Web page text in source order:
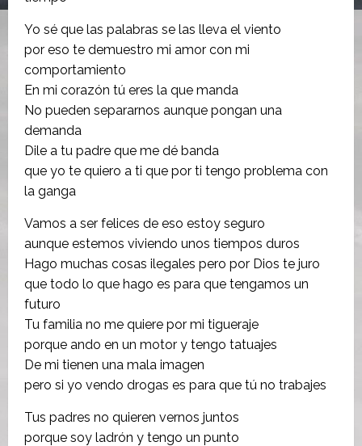
Yo sé que las palabras se las lleva el viento
por eso te demuestro mi amor con mi
comportamiento
En mi corazón tú eres la que manda
No pueden separarnos aunque pongan una
demanda
Dile a tu padre que me dé banda
que yo te quiero a ti que por ti tengo problema con
la ganga
Vamos a ser felices de eso estoy seguro
aunque estemos viviendo unos tiempos duros
Hago muchas cosas ilegales pero por Dios te juro
que todo lo que hago es para que tengamos un
futuro
Tu familia no me quiere por mi tigueraje
porque ando en un motor y tengo tatuajes
De mi tienen una mala imagen
pero si yo vendo drogas es para que tú no trabajes
Tus padres no quieren vernos juntos
porque soy ladrón y tengo un punto